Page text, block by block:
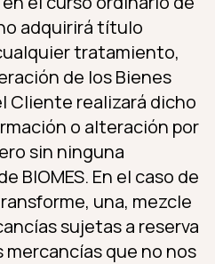
adquirirá título
tratamiento,
de los Bienes
Cliente realizará dicho
o alteración por
sin ninguna
BIOMES. En el caso de
una, mezcle
sujetas a reserva
que no nos